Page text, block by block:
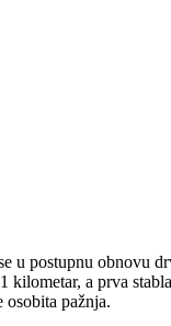
postupnu obnovu
a prva
pažnja.